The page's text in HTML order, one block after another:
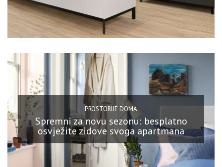
PROSTORIJE DOMA
Spremni za novu sezonu: besplatno
osvježite zidove svoga apartmana